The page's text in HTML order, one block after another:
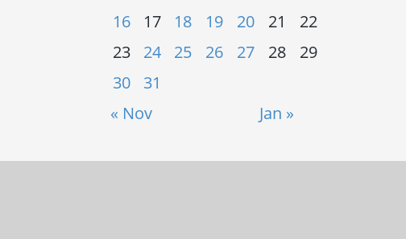
« Nov Jan »
16
17 18 19 20 21
22
23
24 25 26 27 28
29
30
31